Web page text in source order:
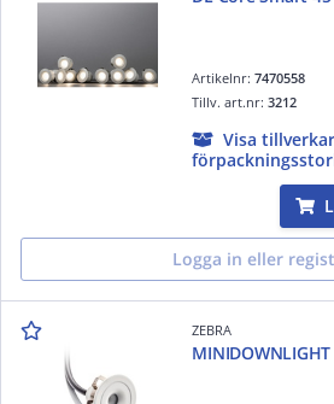
Artikelnr:7470558
Tillv. art.nr:3212
Visa
Logga in eller
ZEBRA
MINIDOWNLIGHT